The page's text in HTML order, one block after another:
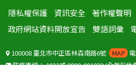
隱私權保護 資訊安全 著作權聲明
政府網站資料開放宣告
雙語詞彙
100008 臺北市中正區林森南路6號 MAP
防疫專線：1922或0800-001922(全年無休